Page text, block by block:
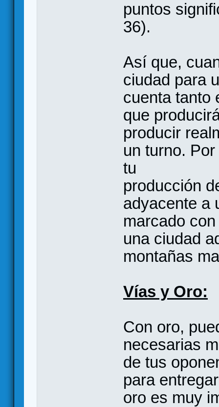
puntos
36).
Así que,
ciudad para
cuenta tanto
que
producir
un turno.
tu
producción
adyacente a
marcado
una ciudad
montañas
Vías y Oro:
Con oro,
necesarias
de tus
para
oro es muy